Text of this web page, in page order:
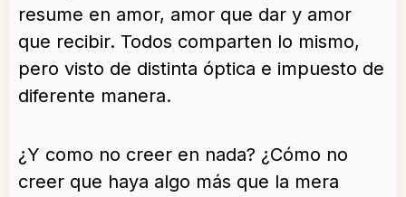
resume en amor, amor que dar y amor
que recibir. Todos comparten lo mismo,
pero visto de distinta óptica e impuesto de
diferente manera.
¿Y como no creer en nada? ¿Cómo no
creer que haya algo más que la mera